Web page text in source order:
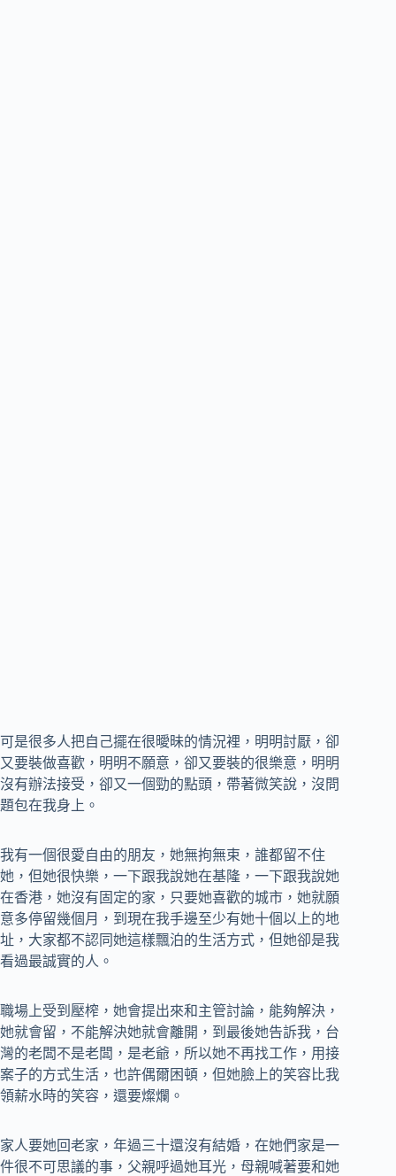
可是很多人把自己擺在很曖昧的情況裡，明明討厭，卻
又要裝做喜歡，明明不願意，卻又要裝的很樂意，明明
沒有辦法接受，卻又一個勁的點頭，帶著微笑說，沒問
題包在我身上。
我有一個很愛自由的朋友，她無拘無束，誰都留不住
她，但她很快樂，一下跟我說她在基隆，一下跟我說她
在香港，她沒有固定的家，只要她喜歡的城市，她就願
意多停留幾個月，到現在我手邊至少有她十個以上的地
址，大家都不認同她這樣飄泊的生活方式，但她卻是我
看過最誠實的人。
職場上受到壓榨，她會提出來和主管討論，能夠解決，
她就會留，不能解決她就會離開，到最後她告訴我，台
灣的老闆不是老闆，是老爺，所以她不再找工作，用接
案子的方式生活，也許偶爾困頓，但她臉上的笑容比我
領薪水時的笑容，還要燦爛。
家人要她回老家，年過三十還沒有結婚，在她們家是一
件很不可思議的事，父親呼過她耳光，母親喊著要和她